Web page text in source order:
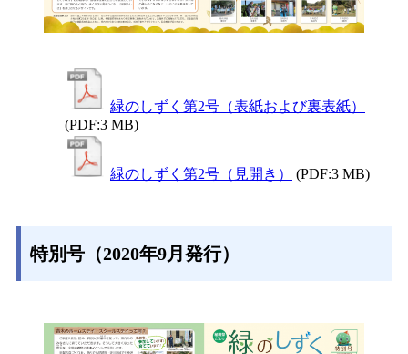
緑のしずく第2号（表紙および裏表紙）
(PDF:3 MB)
緑のしずく第2号（見開き） (PDF:3 MB)
特別号（2020年9月発行）